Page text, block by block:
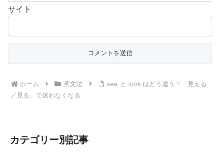
サイト
ホーム 英文法
see と look はどう違う？「見える
／見る」で迷わなくなる
カテゴリー別記事